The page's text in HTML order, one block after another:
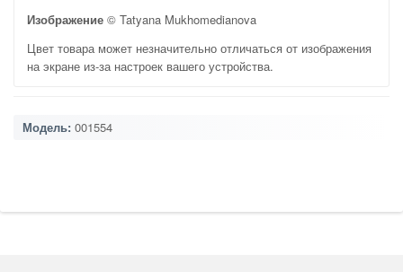
Изображение © Tatyana Mukhomedianova
Цвет товара может незначительно отличаться от изображения
на экране из-за настроек вашего устройства.
Модель: 001554